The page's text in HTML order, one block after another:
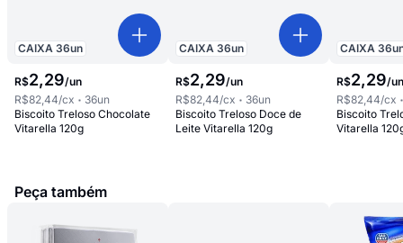
CAIXA 36un
R$2,29/un
R$82,44/cx 36un
Biscoito Treloso Chocolate
Vitarella 120g
CAIXA36un
R$2,29/un
R$82,44/cx 36un
Biscoito Treloso Doce de
Leite Vitarella 120g
CAIXA36
R$2,29/
R$82,44/cx
Biscoito
Vitarella
Peça também